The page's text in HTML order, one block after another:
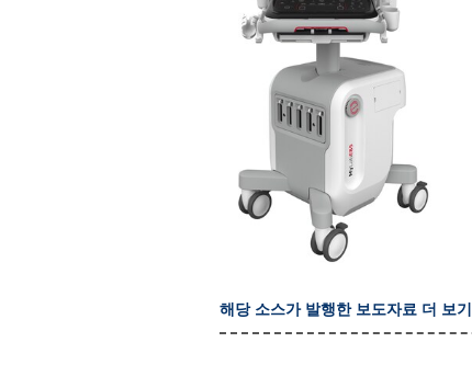
해당 소스가 발행한 보도자료 더 보기